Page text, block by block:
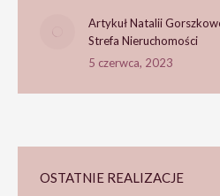
Artykuł Natalii
Strefa Nieruchomości
5 czerwca, 2023
OSTATNIE REALIZACJE